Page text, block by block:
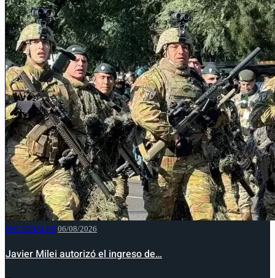
NACIONALES 06/08/2026
Javier Milei autorizó el ingreso de…